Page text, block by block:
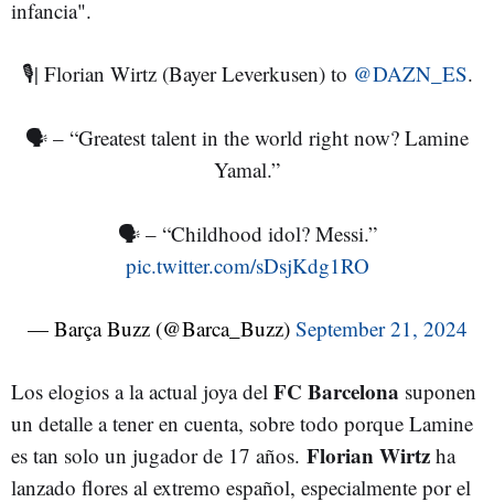
infancia".
🎙️| Florian Wirtz (Bayer Leverkusen) to @DAZN_ES.
🗣️ – “Greatest talent in the world right now? Lamine
Yamal.”
🗣️ – “Childhood idol? Messi.”
pic.twitter.com/sDsjKdg1RO
— Barça Buzz (@Barca_Buzz) September 21, 2024
Los elogios a la actual joya del FC Barcelona suponen
un detalle a tener en cuenta, sobre todo porque Lamine
es tan solo un jugador de 17 años. Florian Wirtz ha
lanzado flores al extremo español, especialmente por el